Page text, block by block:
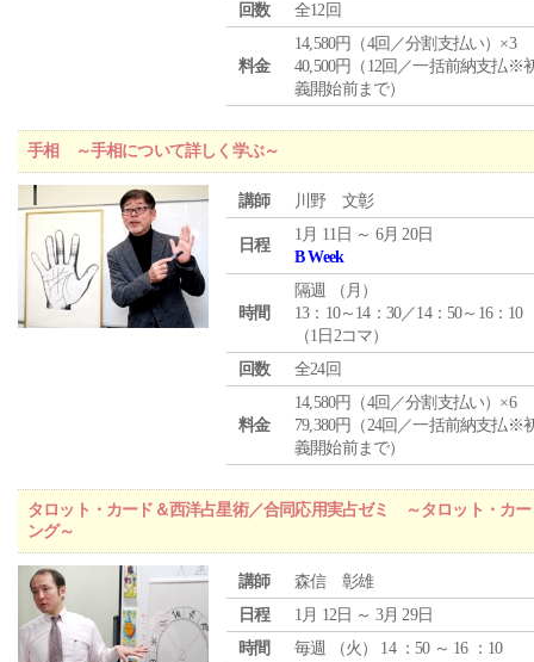
回数
全12回
料金
14,580円（4回／分割支払い）×3
40,500円（12回／一括前納支払※
義開始前まで）
手相 ～手相について詳しく学ぶ～
講師 川野 文彰
日程
1月 11日 ～ 6月 20日
B Week
時間
隔週 （ 月 ）
13：10～14：30／14：50～16：10
（1日2コマ）
回数
全24回
料金
14,580円（4回／分割支払い）×6
79,380円（24回／一括前納支払※
義開始前まで）
タロット・カード＆西洋占星術／合同応用実占ゼミ ～タロット・カ
ング～
講師
森信 彰雄
日程
1月 12日 ～ 3月 29日
時間
毎週 （火 ） 14 ：50 ～ 16 ：10